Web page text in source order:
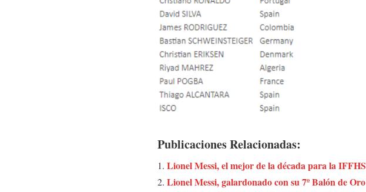
Publicaciones Relacionadas:
Lionel Messi, el mejor de la década para la IFFHS
Lionel Messi, galardonado con su 7º Balón de Oro